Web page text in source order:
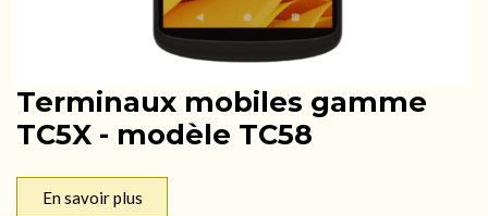
Terminaux mobiles gamme
TC5X - modèle TC58
En savoir plus